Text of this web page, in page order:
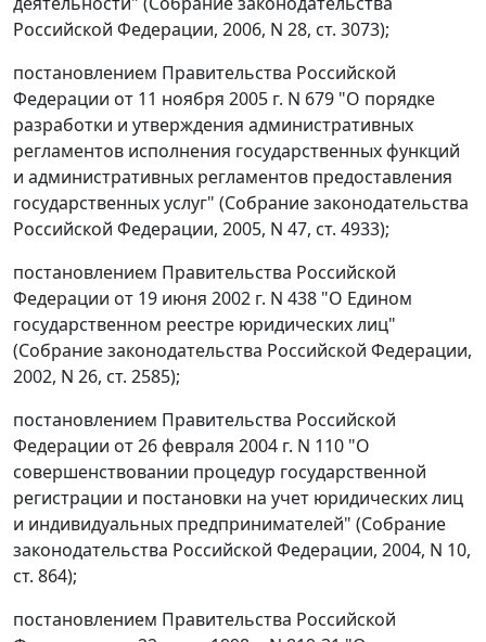
Российской Федерации, 2006, N 28, ст. 3073);
постановлением Правительства Российской
Федерации от 11 ноября 2005 г. N 679 "О порядке
разработки и утверждения административных
регламентов исполнения государственных функций
и административных регламентов предоставления
государственных услуг" (Собрание законодательства
Российской Федерации, 2005, N 47, ст. 4933);
постановлением Правительства Российской
Федерации от 19 июня 2002 г. N 438 "О Едином
государственном реестре юридических лиц"
(Собрание законодательства Российской Федерации,
2002, N 26, ст. 2585);
постановлением Правительства Российской
Федерации от 26 февраля 2004 г. N 110 "О
совершенствовании процедур государственной
регистрации и постановки на учет юридических лиц
и индивидуальных предпринимателей" (Собрание
законодательства Российской Федерации, 2004, N 10,
ст. 864);
постановлением Правительства Российской